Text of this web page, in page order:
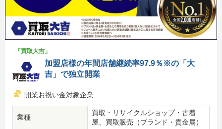
「買取大吉」
加盟店様の年間店舗継続率97.9％※の「大
吉」で独立開業
開業お祝い金対象企業
業種
買取・リサイクルショップ・古着
屋、買取販売（ブランド・貴金属）